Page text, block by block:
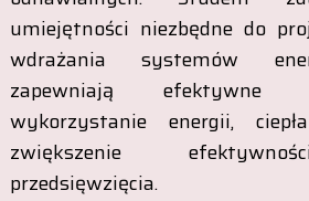
umiejętności niezbędne do
wdrażania systemów
zapewniają efektywne
wykorzystanie energii,
zwiększenie
przedsięwzięcia.